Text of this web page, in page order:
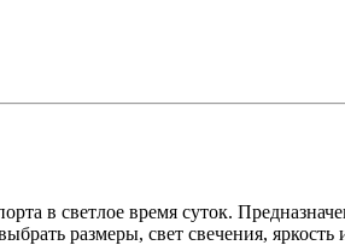
в светлое время суток.
размеры, свет свечения,